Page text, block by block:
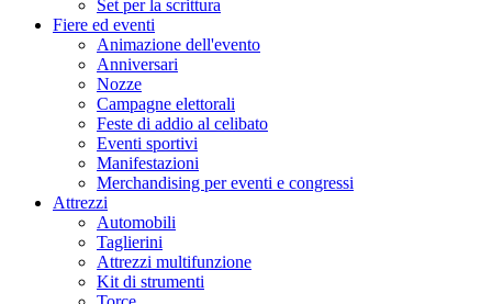
Set per la scrittura
Fiere ed eventi
Animazione dell'evento
Anniversari
Nozze
Campagne elettorali
Feste di addio al celibato
Eventi sportivi
Manifestazioni
Merchandising per eventi e congressi
Attrezzi
Automobili
Taglierini
Attrezzi multifunzione
Kit di strumenti